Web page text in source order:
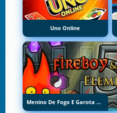
Uno Online
Menino De Fogo E Garota De Água 5: Elementos